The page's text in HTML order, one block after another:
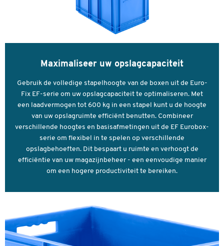
Maximaliseer uw opslagcapaciteit
Gebruik de volledige stapelhoogte van de boxen uit de Euro-
Fix EF-serie om uw opslagcapaciteit te optimaliseren. Met
een laadvermogen tot 600 kg in een stapel kunt u de hoogte
van uw opslagruimte efficiënt benutten. Combineer
verschillende hoogtes en basisafmetingen uit de EF Eurobox-
serie om flexibel in te spelen op verschillende
opslagbehoeften. Dit bespaart u ruimte en verhoogt de
efficiëntie van uw magazijnbeheer - een eenvoudige manier
om een hogere productiviteit te bereiken.